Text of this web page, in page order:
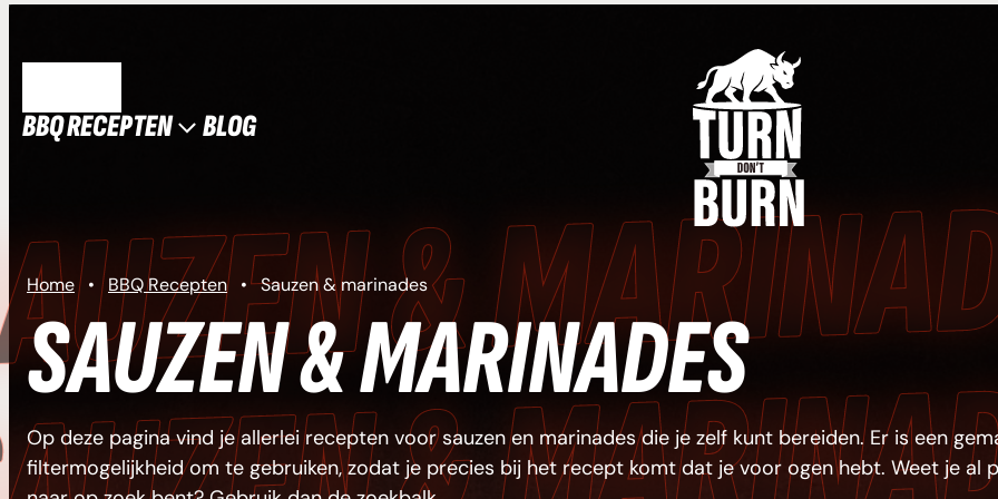
inhoud
BBQ RECEPTEN BLOG
Home • BBQ Recepten • Sauzen & marinades
SAUZEN & MARINADES
Op deze pagina vind je allerlei recepten voor sauzen en marinades die je zelf kunt bereiden. Er is een
filtermogelijkheid om te gebruiken, zodat je precies bij het recept komt dat je voor ogen hebt. Weet je al